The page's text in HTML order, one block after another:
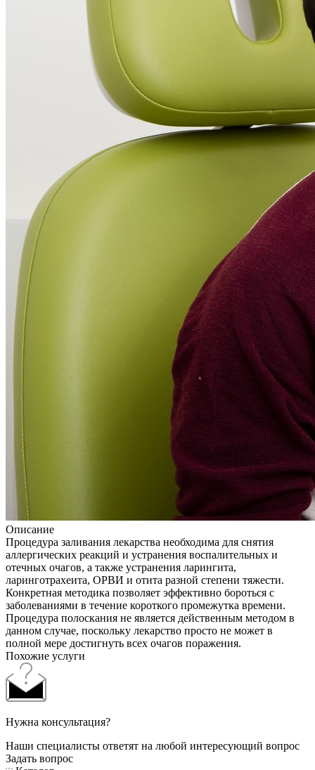
Описание
Процедура заливания лекарства необходима для снятия
аллергических реакций и устранения воспалительных и
отечных очагов, а также устранения ларингита,
ларинготрахеита, ОРВИ и отита разной степени тяжести.
Конкретная методика позволяет эффективно бороться с
заболеваниями в течение короткого промежутка времени.
Процедура полоскания не является действенным методом в
данном случае, поскольку лекарство просто не может в
полной мере достигнуть всех очагов поражения.
Похожие услуги
Нужна консультация?
Наши специалисты ответят на любой интересующий вопрос
Задать вопрос